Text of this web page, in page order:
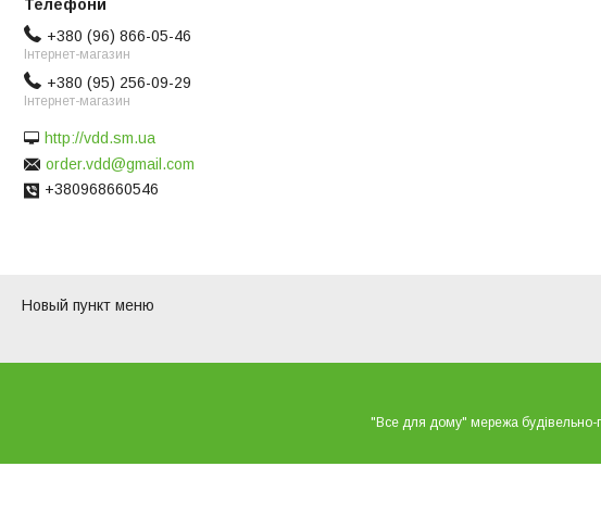
+380 (96) 866-05-46
Інтернет-магазин
+380 (95) 256-09-29
Інтернет-магазин
http://vdd.sm.ua
order.vdd@gmail.com
+380968660546
Новый пункт меню